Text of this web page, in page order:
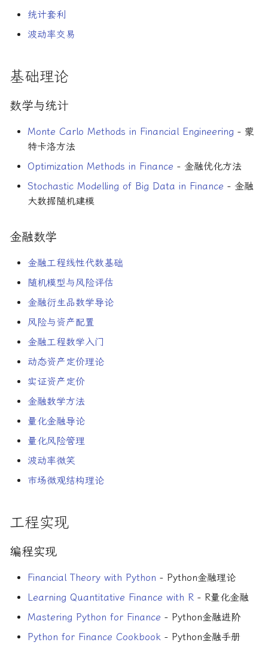
统计套利
波动率交易
基础理论
数学与统计
Monte Carlo Methods in Financial Engineering - 蒙
特卡洛方法
Optimization Methods in Finance - 金融优化方法
Stochastic Modelling of Big Data in Finance - 金融
大数据随机建模
金融数学
金融工程线性代数基础
随机模型与风险评估
金融衍生品数学导论
风险与资产配置
金融工程数学入门
动态资产定价理论
实证资产定价
金融数学方法
量化金融导论
量化风险管理
波动率微笑
市场微观结构理论
工程实现
编程实现
Financial Theory with Python - Python金融理论
Learning Quantitative Finance with R - R量化金融
Mastering Python for Finance - Python金融进阶
Python for Finance Cookbook - Python金融手册